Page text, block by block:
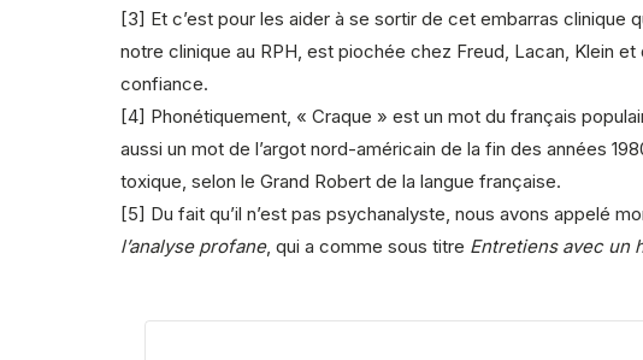
[3] Et c’est pour les aider à se sortir de cet embarras
notre clinique au RPH, est piochée chez Freud, Lacan, Klein
confiance.
[4] Phonétiquement, « Craque » est un mot du français
aussi un mot de l’argot nord-américain de la fin des années
toxique, selon le Grand Robert de la langue française.
[5] Du fait qu’il n’est pas psychanalyste, nous avons appelé
l’analyse profane, qui a comme sous titre Entretiens avec un